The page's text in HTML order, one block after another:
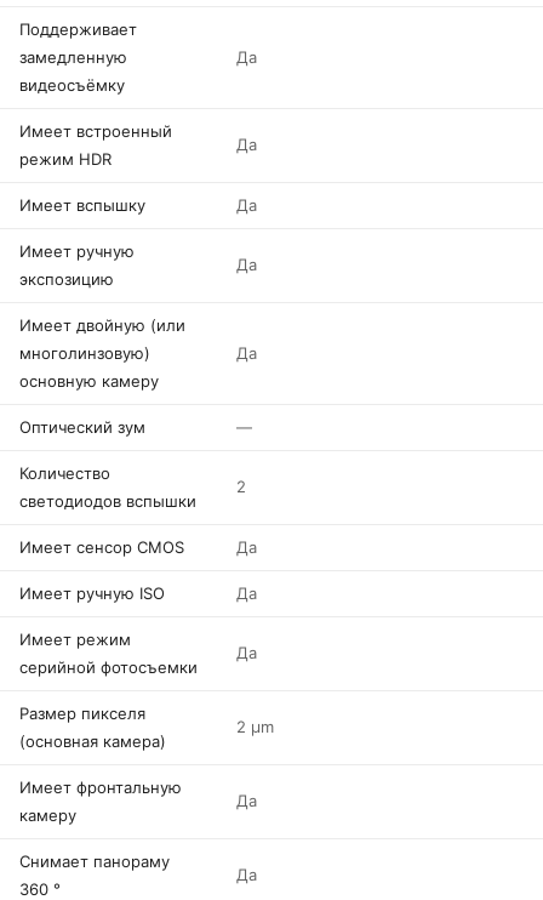
Поддерживает
замедленную
видеосъёмку
Да
Имеет встроенный
режим HDR
Да
Имеет вспышку Да
Имеет ручную
экспозицию
Да
Имеет двойную (или
многолинзовую)
основную камеру
Да
Оптический зум —
Количество
светодиодов вспышки
2
Имеет сенсор CMOS Да
Имеет ручную ISO Да
Имеет режим
серийной фотосъемки
Да
Размер пикселя
(основная камера)
2 µm
Имеет фронтальную
камеру
Да
Снимает панораму
360 °
Да